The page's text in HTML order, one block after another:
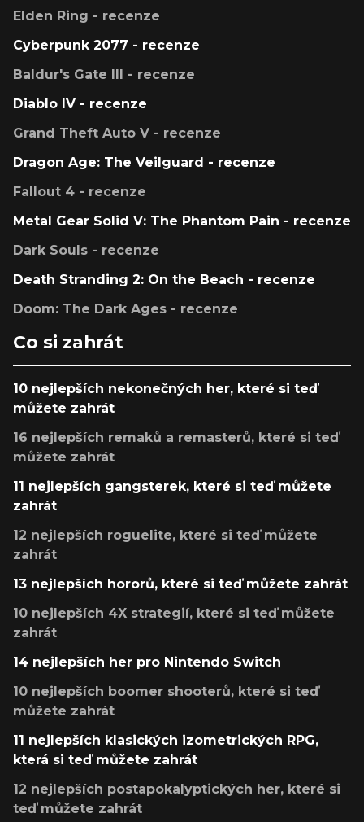
Elden Ring - recenze
Cyberpunk 2077 - recenze
Baldur's Gate III - recenze
Diablo IV - recenze
Grand Theft Auto V - recenze
Dragon Age: The Veilguard - recenze
Fallout 4 - recenze
Metal Gear Solid V: The Phantom Pain - recenze
Dark Souls - recenze
Death Stranding 2: On the Beach - recenze
Doom: The Dark Ages - recenze
Co si zahrát
10 nejlepších nekonečných her, které si teď
můžete zahrát
16 nejlepších remaků a remasterů, které si teď
můžete zahrát
11 nejlepších gangsterek, které si teď můžete
zahrát
12 nejlepších roguelite, které si teď můžete
zahrát
13 nejlepších hororů, které si teď můžete zahrát
10 nejlepších 4X strategií, které si teď můžete
zahrát
14 nejlepších her pro Nintendo Switch
10 nejlepších boomer shooterů, které si teď
můžete zahrát
11 nejlepších klasických izometrických RPG,
která si teď můžete zahrát
12 nejlepších postapokalyptických her, které si
teď můžete zahrát